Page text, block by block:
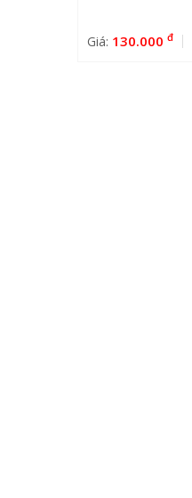
Giá: 130.000 đ